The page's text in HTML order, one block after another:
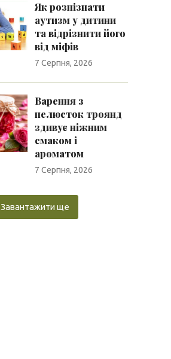
Як розпізнати
аутизм у дитини
та відрізнити його
від міфів
7 Серпня, 2026
Варення з
пелюсток троянд
здивує ніжним
смаком і
ароматом
7 Серпня, 2026
Завантажити ще